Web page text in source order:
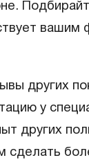
вашим
других
у
других
сделать